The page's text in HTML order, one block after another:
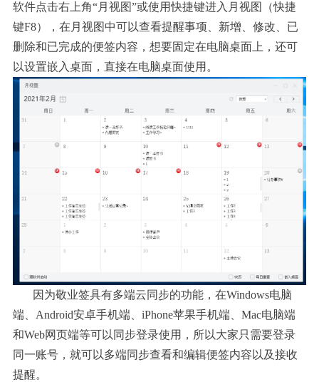
软件点击右上角“月视图”或使用快捷键进入月视图（快捷
键F8），在月视图中可以查看提醒事项、新增、修改、已
删除和已完成的便签内容，想要固定在电脑桌面上，还可
以设置嵌入桌面，直接在电脑桌面使用。
因为敬业签具有多端云同步的功能，在Windows电脑
端、Android安卓手机端、iPhone苹果手机端、Mac电脑端
和Web网页端等可以同步登录使用，所以大家只需要登录
同一账号，就可以多端同步查看和编辑便签内容以及接收
提醒。